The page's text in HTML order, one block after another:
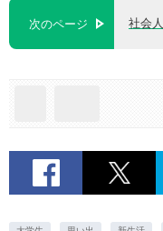
次のページ 社会